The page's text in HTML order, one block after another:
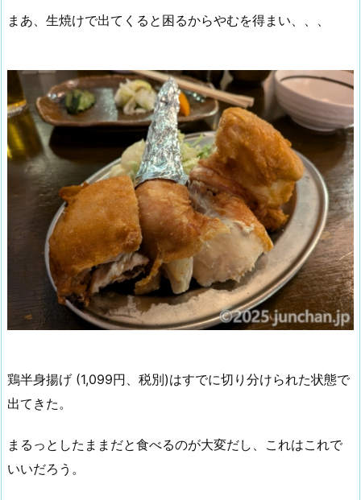
まあ、生焼けで出てくると困るからやむを得まい、、、
鶏半身揚げ (1,099円、税別)はすでに切り分けられた状態で
出てきた。
まるっとしたままだと食べるのが大変だし、これはこれで
いいだろう。